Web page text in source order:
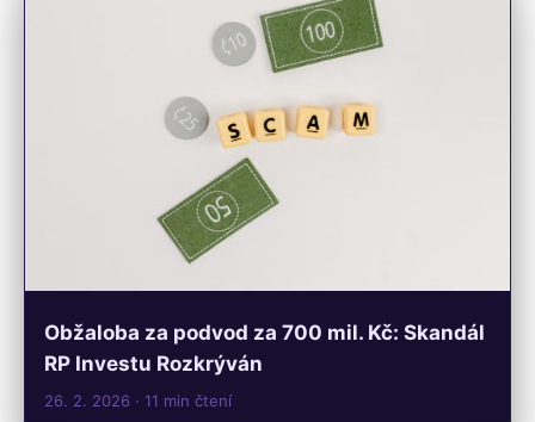
Obžaloba za podvod za 700 mil. Kč: Skandál
RP Investu Rozkrýván
26. 2. 2026 · 11 min čtení